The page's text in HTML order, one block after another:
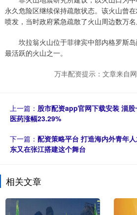
永久危险区继续保持疏散状态。该火山曾
喷发，当时政府紧急疏散了火山周边数万名
坎拉翁火山位于菲律宾中部内格罗斯岛
最活跃的火山之一。
万丰配资提示：文章来自
上一篇： 股市配资app官网下载安装 淄
医药涨幅23.29%
下一篇： 配资策略平台 打造海内外青年
东又在张江搭建这个舞台
相关文章